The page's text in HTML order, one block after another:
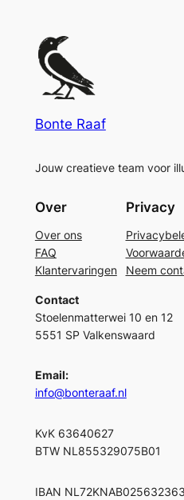
Bonte Raaf
Jouw creatieve team voor
Over
Over ons
FAQ
Klantervaringen
Privacy
Neem
Contact
Stoelenmatterwei 10 en 12
5551 SP Valkenswaard
Email:
info@bonteraaf.nl
KvK 63640627
BTW NL855329075B01
IBAN